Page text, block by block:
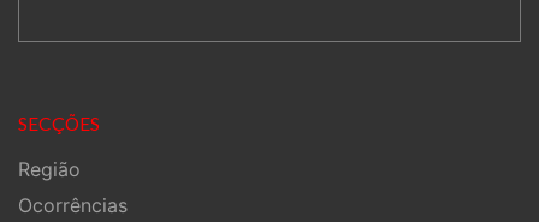
SECÇÕES
Região
Ocorrências